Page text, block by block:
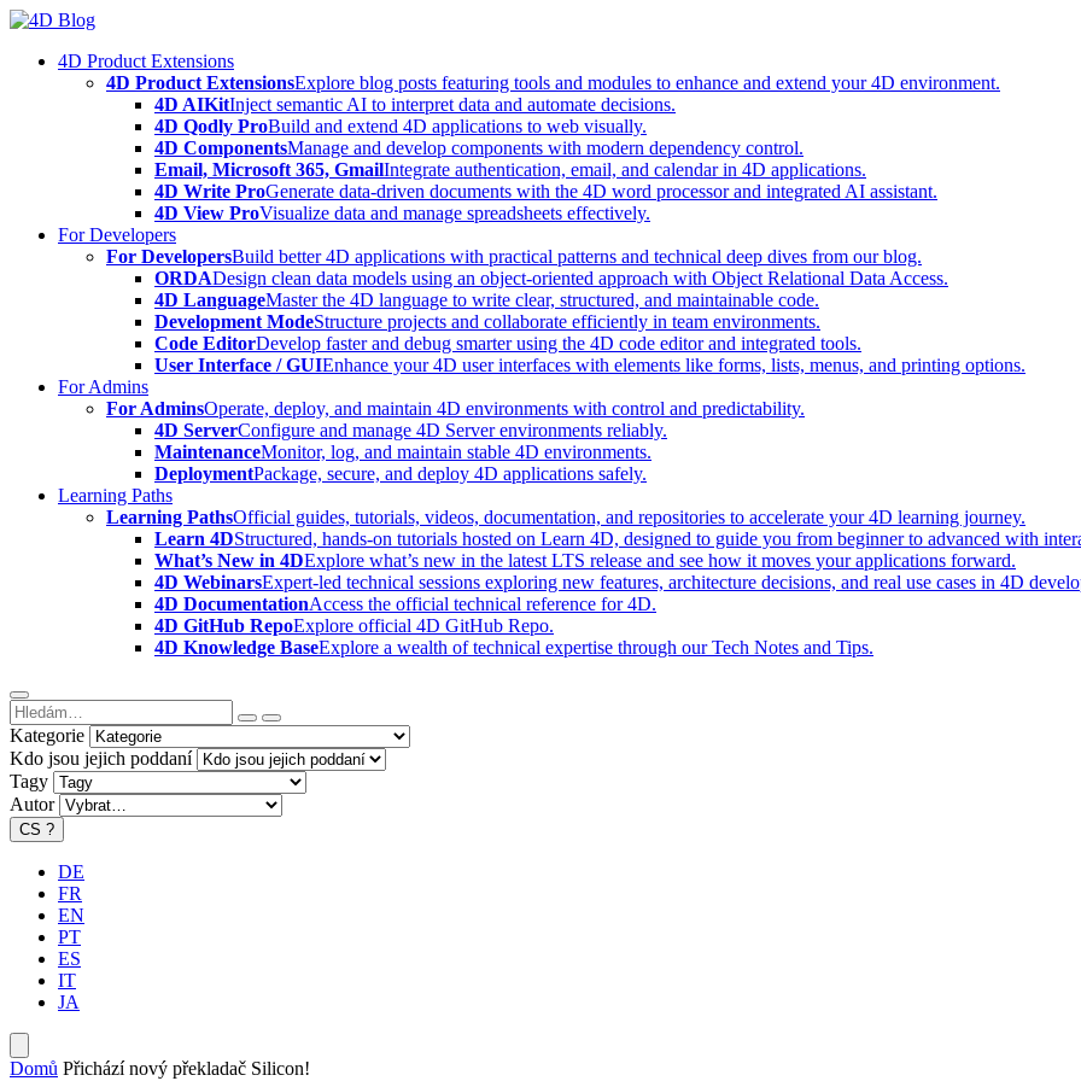
Skip
content4D Product Extensions
4D Product ExtensionsExplore blog posts featuring tools and modules to enhance and extend your 4D environment.
4D AIKitInject semantic AI to interpret data and automate decisions.
4D Qodly ProBuild and extend 4D applications to web visually.
4D ComponentsManage and develop components with modern dependency control.
Email, Microsoft 365, GmailIntegrate authentication, email, and calendar in 4D applications.
4D Write ProGenerate data-driven documents with the 4D word processor and integrated AI assistant.
4D View ProVisualize data and manage spreadsheets effectively.
For Developers
For DevelopersBuild better 4D applications with practical patterns and technical deep dives from our blog.
ORDADesign clean data models using an object-oriented approach with Object Relational Data Access.
4D LanguageMaster the 4D language to write clear, structured, and maintainable code.
Development ModeStructure projects and collaborate efficiently in team environments.
Code EditorDevelop faster and debug smarter using the 4D code editor and integrated tools.
User Interface / GUIEnhance your 4D user interfaces with elements like forms, lists, menus, and printing options.
For Admins
For AdminsOperate, deploy, and maintain 4D environments with control and predictability.
4D ServerConfigure and manage 4D Server environments reliably.
MaintenanceMonitor, log, and maintain stable 4D environments.
DeploymentPackage, secure, and deploy 4D applications safely.
Learning Paths
Learning PathsOfficial guides, tutorials, videos, documentation, and repositories to accelerate your 4D learning journey.
Learn 4DStructured, hands-on tutorials hosted on Learn 4D, designed to guide you from beginner to advanced with
What’s New in 4DExplore what’s new in the latest LTS release and see how it moves your applications forward.
4D WebinarsExpert-led technical sessions exploring new features, architecture decisions, and real use cases in 4D
4D DocumentationAccess the official technical reference for 4D.
4D GitHub RepoExplore official 4D GitHub Repo.
4D Knowledge BaseExplore a wealth of technical expertise through our Tech Notes and Tips.
Kategorie
Kdo jsou jejich poddaní
Tagy
Autor
CS ?
DE
FR
EN
PT
ES
IT
JA
Domů Přichází nový překladač Silicon!